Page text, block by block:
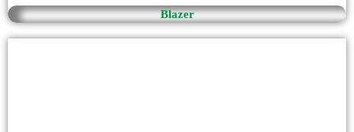
Blazer